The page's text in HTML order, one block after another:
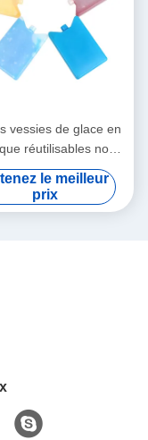
vessies de glace en
réutilisables non-
pour des sacs et
refroidisseurs de
déjeuner
le meilleur
prix